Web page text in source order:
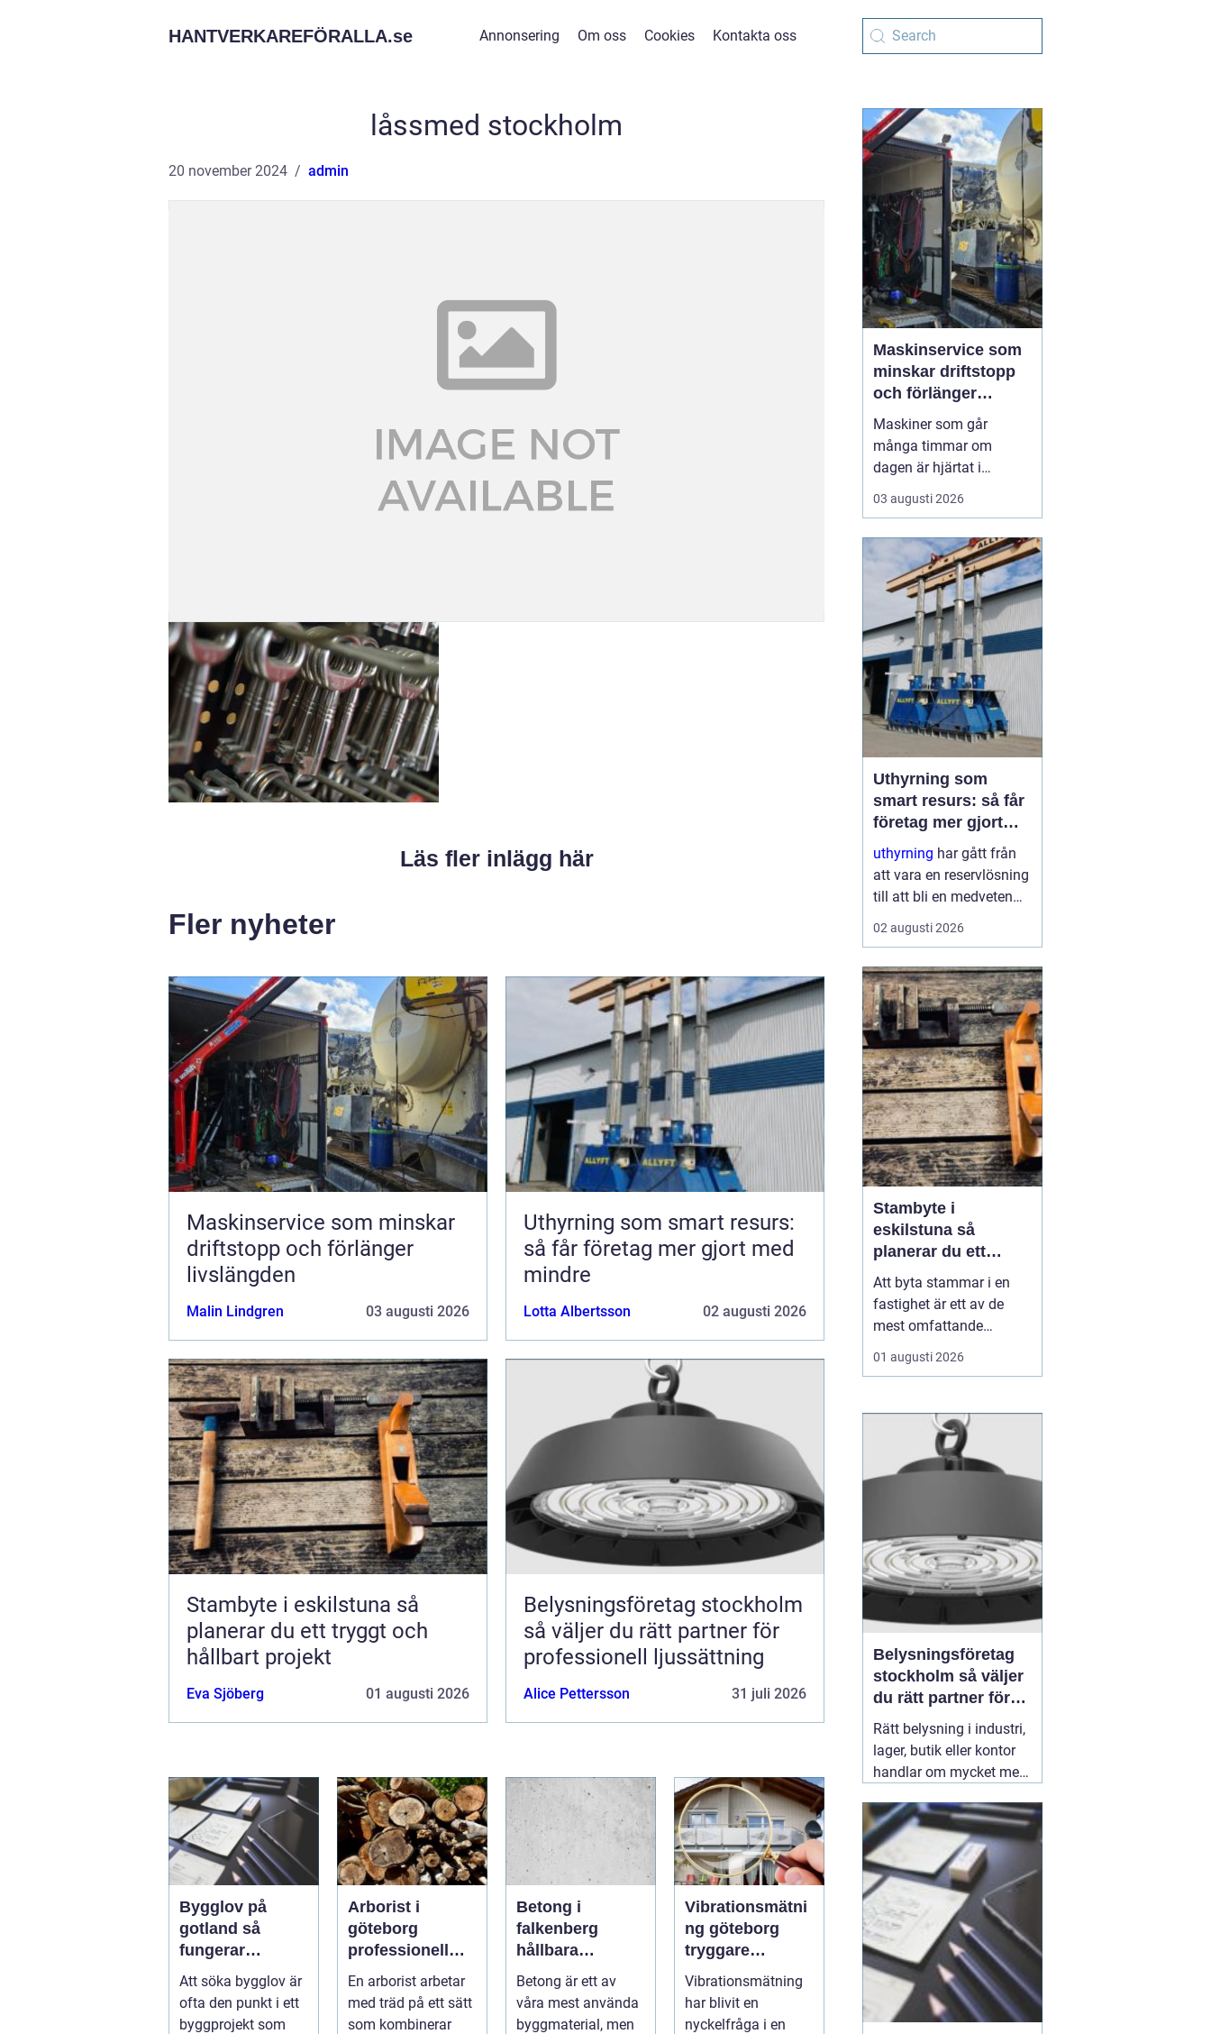
HANTVERKAREFÖRALLA.se Annonsering Om oss Cookies Kontakta oss
låssmed stockholm
20 november 2024 admin
Läs fler inlägg här
Fler nyheter
Maskinservice som minskar
driftstopp och förlänger
livslängden
Malin Lindgren 03 augusti 2026
Uthyrning som smart resurs:
så får företag mer gjort med
mindre
Lotta Albertsson 02 augusti 2026
Stambyte i eskilstuna så
planerar du ett tryggt och
hållbart projekt
Eva Sjöberg 01 augusti 2026
Belysningsföretag stockholm
så väljer du rätt partner för
professionell ljussättning
Alice Pettersson 31 juli 2026
Bygglov på
gotland så
fungerar
processen från
idé till godkänt
beslut
Att söka bygglov är
ofta den punkt i ett
byggprojekt som
Arborist i
göteborg
professionell
trädvård för
säkra och friska
En arborist arbetar
med träd på ett sätt
som kombinerar
Betong i
falkenberg
hållbara
lösningar för
grund, golv och
utemiljö
Betong är ett av
våra mest använda
byggmaterial, men
Vibrationsmätni
ng göteborg
tryggare
markarbeten i
tät stadsmiljö
Vibrationsmätning
har blivit en
nyckelfråga i en
Maskinservice som
minskar driftstopp
och förlänger
livslängden
Maskiner som går
många timmar om
dagen är hjärtat i
entreprenad, skog och
lantbruk. När de stannar,
genomtänkt
maskinservice intebara
en kostnad, utan ett sätt
a...
03 augusti 2026
Uthyrning som
smart resurs: så får
företag mer gjort
med mindre
uthyrning har gått från
att vara en reservlösning
till att bli en medveten
strategi för många
företag. I stället för att
utrustning väljer allt fler
att hyra. Det frigör både
pengar o...
02 augusti 2026
Stambyte i
eskilstuna så
planerar du ett
tryggt och hållbart
projekt
Att byta stammar i en
fastighet är ett av de
mest omfattande
ingreppen som kan
göras i ett hus.
nödvändig åtgärd för att
undvika vattenskador,
fuktproblem och
kostsamma akuta
fastighetsäga...
01 augusti 2026
Belysningsföretag
stockholm så väljer
du rätt partner för
professionell
ljussättning
Rätt belysning i industri,
lager, butik eller kontor
handlar om mycket mer
Ljuset påverkar säkerhet,
energikostnader,
produktivitet och hur en
lokal upplevs varje dag.
När företag i Stockholm
letar
31 juli 2026